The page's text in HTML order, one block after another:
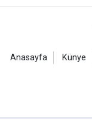
Anasayfa Künye